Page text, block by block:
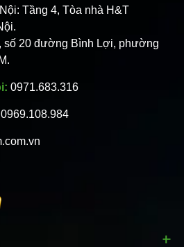
Tầng 4, Tòa nhà H&T
số 20 đường Bình Lợi, phường
0971.683.316
0969.108.984